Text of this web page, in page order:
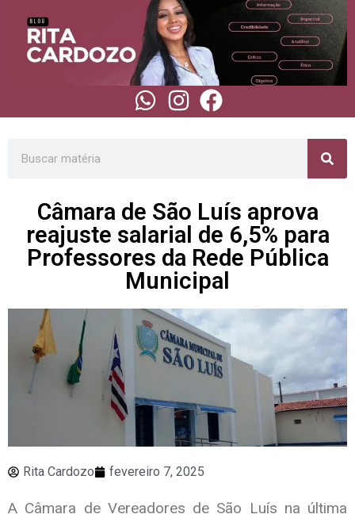
Câmara de São Luís aprova
reajuste salarial de 6,5% para
Professores da Rede Pública
Municipal
Rita Cardozo fevereiro 7, 2025
A Câmara de Vereadores de São Luís na última